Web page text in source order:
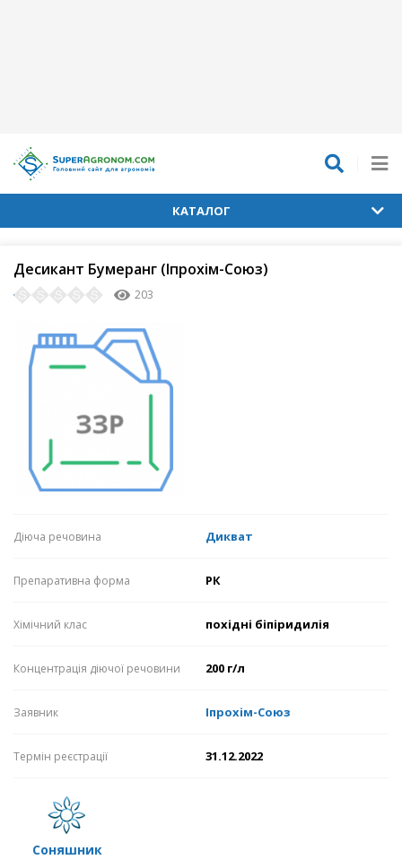
КАТАЛОГ
Десикант Бумеранг (Іпрохім-Союз)
203
Діюча речовина Дикват
Препаративна форма РК
Хімічний клас похідні біпіридилія
Концентрація діючої речовини 200 г/л
Заявник Іпрохім-Союз
Термін реєстрації 31.12.2022
соняшник